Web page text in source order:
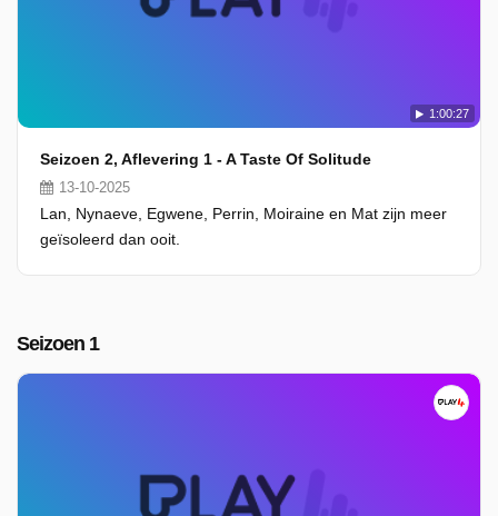
1:00:27
Seizoen 2, Aflevering 1 - A Taste Of Solitude
13-10-2025
Lan, Nynaeve, Egwene, Perrin, Moiraine en Mat zijn meer
geïsoleerd dan ooit.
Seizoen 1